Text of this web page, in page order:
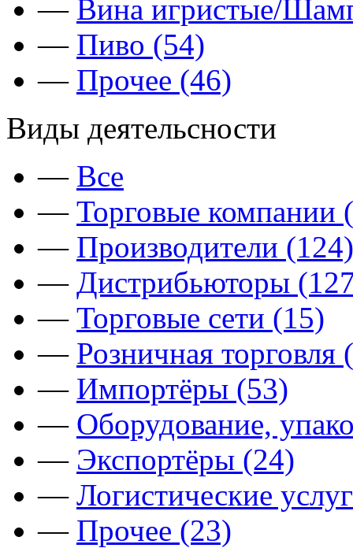
— Вина игристые/
— Пиво (54)
— Прочее (46)
Виды деятельсности
— Все
— Торговые компании
— Производители (124)
— Дистрибьюторы
— Торговые сети (15)
— Розничная торговля
— Импортёры (53)
— Оборудование,
— Экспортёры (24)
— Логистические
— Прочее (23)